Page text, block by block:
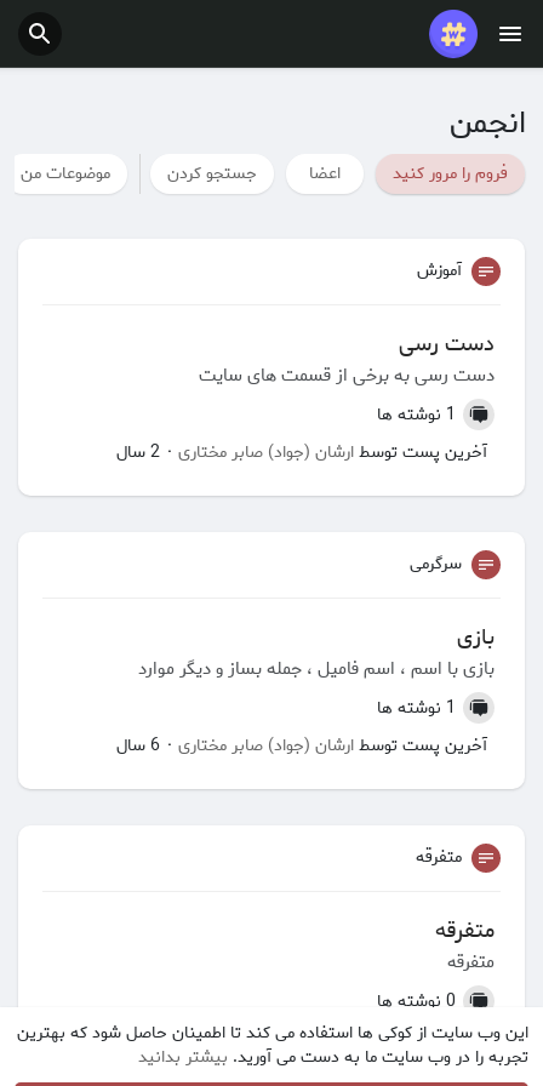
این وب سایت از کوکی ها استفاده می کند تا اطمینان حاصل شود که بهترین
تجربه را در وب سایت ما به دست می آورید. بیشتر بدانید
انجمن
فروم را مرور کنید اعضا جستجو کردن موضوعات من
آموزش
دست رسی
دست رسی به برخی از قسمت های سایت
آخرین پست توسطارشان (جواد) صابر مختاری · 2 سال
سرگرمی
بازی
بازی با اسم ، اسم فامیل ، جمله بساز و دیگر موارد
آخرین پست توسطارشان (جواد) صابر مختاری · 6 سال
متفرقه
متفرقه
متفرقه